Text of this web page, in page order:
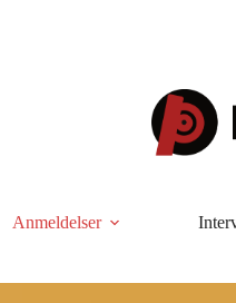
Anmeldelser